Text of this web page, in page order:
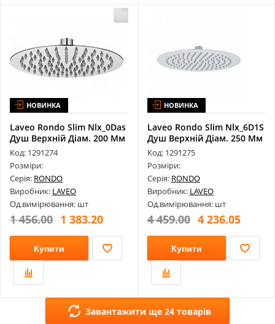
НОВИНКА
Laveo Rondo Slim Nlx_0Das
Душ Верхній Діам. 200 Мм
Код: 1291274
Розміри:
Серія: RONDO
Виробник: LAVEO
Од.вимірювання: шт
1 456.00 1 383.20
Купити
НОВИНКА
Laveo Rondo Slim Nlx_6D1S
Душ Верхній Діам. 250 Мм
Код: 1291275
Розміри:
Серія: RONDO
Виробник: LAVEO
Од.вимірювання: шт
4 459.00 4 236.05
Купити
Завантажити ще 24 товарів